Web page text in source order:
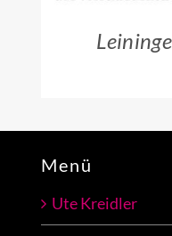
Menü
Ute Kreidler